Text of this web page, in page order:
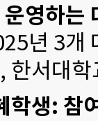
운영하는
년 3개
한서대학
학생: 참